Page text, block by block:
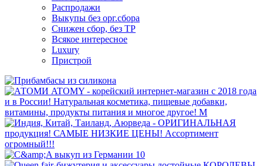
Распродажи
Выкупы без орг.сбора
Снижен сбор, без ТР
Всякое интересное
Luxury
Пристрой